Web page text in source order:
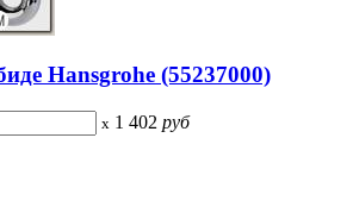
Hansgrohe (55237000)
x 1 402 руб